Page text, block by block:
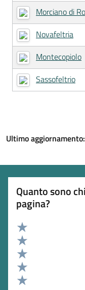
Morciano di
Novafeltria
Montecopiolo
Sassofeltrio
Ultimo aggiornamento:
Quanto sono
pagina?
Valuta 5 stelle su 5
Valuta 4 stelle su 5
Valuta 3 stelle su 5
Valuta 2 stelle su 5